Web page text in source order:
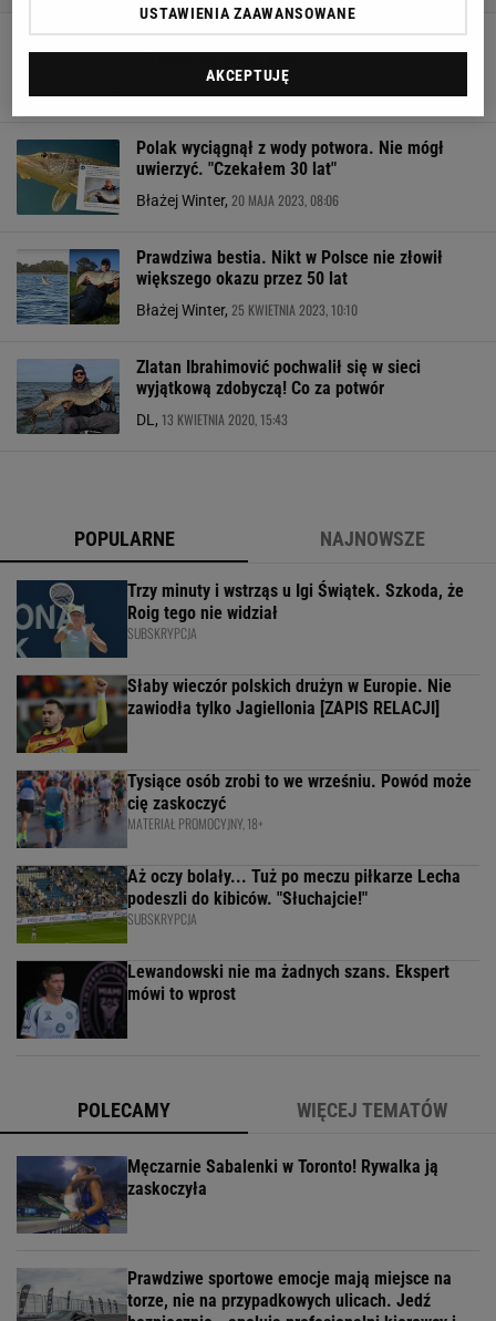
Oto największy gigant w Polsce. Rekord.
"Trzęsły się nogi i ręce"
16 LISTOPADA 2023, 12:51
Polak wyciągnął z wody potwora. Nie mógł
uwierzyć. "Czekałem 30 lat"
Błażej Winter, 20 MAJA 2023, 08:06
Prawdziwa bestia. Nikt w Polsce nie złowił
większego okazu przez 50 lat
Błażej Winter, 25 KWIETNIA 2023, 10:10
Zlatan Ibrahimović pochwalił się w sieci
wyjątkową zdobyczą! Co za potwór
DL, 13 KWIETNIA 2020, 15:43
POPULARNE NAJNOWSZE
Trzy minuty i wstrząs u Igi Świątek. Szkoda, że
Roig tego nie widział
SUBSKRYPCJA
Słaby wieczór polskich drużyn w Europie. Nie
zawiodła tylko Jagiellonia [ZAPIS RELACJI]
Tysiące osób zrobi to we wrześniu. Powód może
cię zaskoczyć
MATERIAŁ PROMOCYJNY, 18+
Aż oczy bolały... Tuż po meczu piłkarze Lecha
podeszli do kibiców. "Słuchajcie!"
SUBSKRYPCJA
Lewandowski nie ma żadnych szans. Ekspert
mówi to wprost
POLECAMY WIĘCEJ TEMATÓW
Męczarnie Sabalenki w Toronto! Rywalka ją
zaskoczyła
Prawdziwe sportowe emocje mają miejsce na
torze, nie na przypadkowych ulicach. Jedź
USTAWIENIA ZAAWANSOWANE
AKCEPTUJĘ